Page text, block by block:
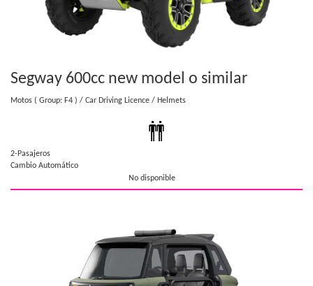
Segway 600cc new model o similar
Motos ( Group: F4 ) / Car Driving Licence / Helmets
2-Pasajeros
Cambio Automático
No disponible